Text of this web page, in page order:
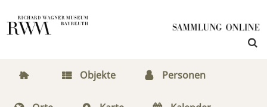
Objekte Personen